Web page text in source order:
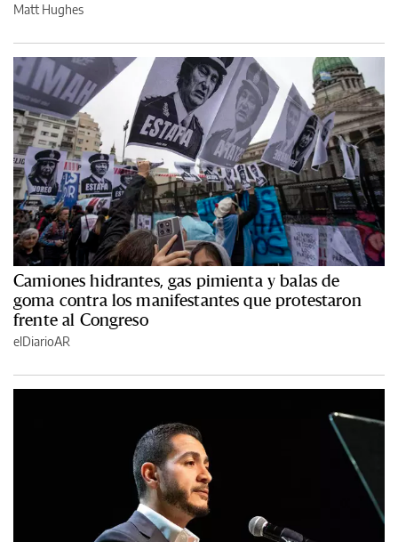
Matt Hughes
Camiones hidrantes, gas pimienta y balas de
goma contra los manifestantes que protestaron
frente al Congreso
elDiarioAR